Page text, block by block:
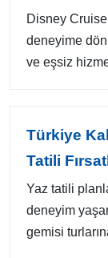
Disney
deneyime
ve eşsiz
Türkiye
Tatili
Yaz tatili
deneyim
gemisi